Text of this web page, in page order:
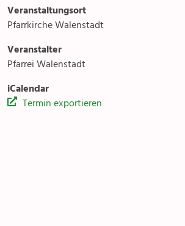
Veranstaltungsort
Pfarrkirche Walenstadt
Veranstalter
Pfarrei Walenstadt
iCalendar
Termin exportieren
Aktuelles & Fotogalerien
Kirchentreff Rägabogä